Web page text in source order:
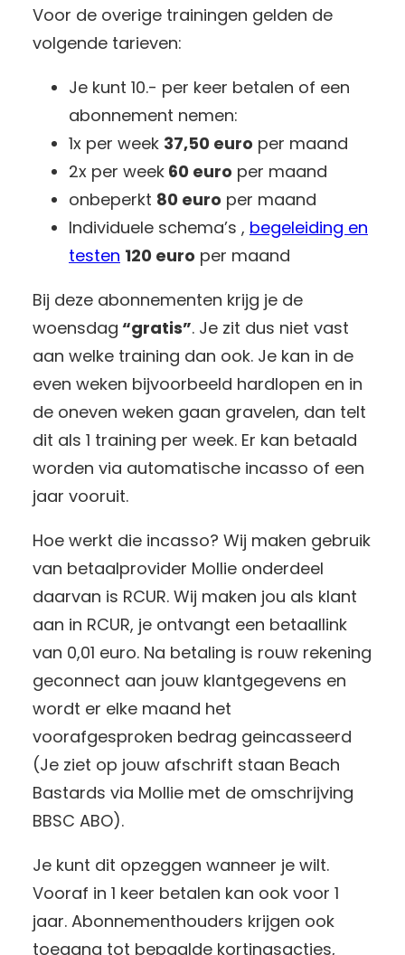
Voor de overige trainingen gelden de
volgende tarieven:
Je kunt 10.- per keer betalen of een
abonnement nemen:
1x per week 37,50 euro per maand
2x per week 60 euro per maand
onbeperkt 80 euro per maand
Individuele schema’s , begeleiding en
testen 120 euro per maand
Bij deze abonnementen krijg je de
woensdag “gratis”. Je zit dus niet vast
aan welke training dan ook. Je kan in de
even weken bijvoorbeeld hardlopen en in
de oneven weken gaan gravelen, dan telt
dit als 1 training per week. Er kan betaald
worden via automatische incasso of een
jaar vooruit.
Hoe werkt die incasso? Wij maken gebruik
van betaalprovider Mollie onderdeel
daarvan is RCUR. Wij maken jou als klant
aan in RCUR, je ontvangt een betaallink
van 0,01 euro. Na betaling is rouw rekening
geconnect aan jouw klantgegevens en
wordt er elke maand het
voorafgesproken bedrag geincasseerd
(Je ziet op jouw afschrift staan Beach
Bastards via Mollie met de omschrijving
BBSC ABO).
Je kunt dit opzeggen wanneer je wilt.
Vooraf in 1 keer betalen kan ook voor 1
jaar. Abonnementhouders krijgen ook
toegang tot bepaalde kortingsacties,